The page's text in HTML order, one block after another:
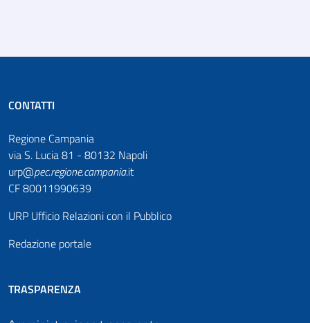
CONTATTI
Regione Campania
via S. Lucia 81 - 80132 Napoli
urp@pec.regione.campania.it
CF 80011990639
URP Ufficio Relazioni con il Pubblico
Redazione portale
TRASPARENZA